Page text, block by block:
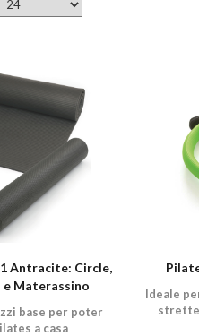
Antracite: Circle,
e Materassino
base per poter
a casa
Ideale